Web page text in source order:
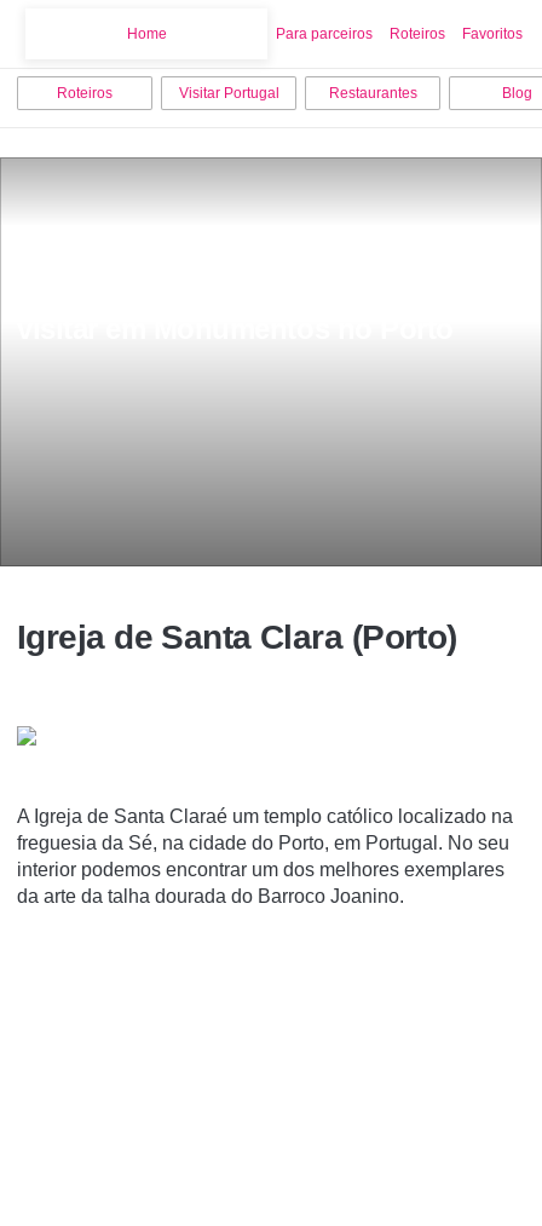
Home Para parceiros Roteiros Favoritos
Roteiros Visitar Portugal Restaurantes Blog
Igreja de Santa Clara (Porto)
A Igreja de Santa Claraé um templo católico localizado na
freguesia da Sé, na cidade do Porto, em Portugal. No seu
interior podemos encontrar um dos melhores exemplares
da arte da talha dourada do Barroco Joanino.